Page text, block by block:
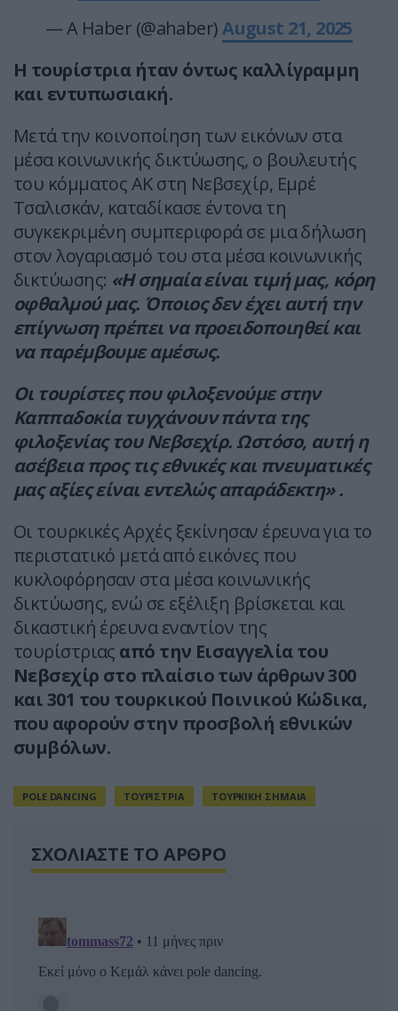
— A Haber (@ahaber)August 21, 2025
H τουρίστρια ήταν όντως καλλίγραμμη
και εντυπωσιακή.
Μετά την κοινοποίηση των εικόνων στα
μέσα κοινωνικής δικτύωσης, ο βουλευτής
του κόμματος AK στη Νεβσεχίρ, Εμρέ
Τσαλισκάν, καταδίκασε έντονα τη
συγκεκριμένη συμπεριφορά σε μια δήλωση
στον λογαριασμό του στα μέσα κοινωνικής
δικτύωσης: «Η σημαία είναι τιμή μας, κόρη
οφθαλμού μας. Όποιος δεν έχει αυτή την
επίγνωση πρέπει να προειδοποιηθεί και
να παρέμβουμε αμέσως.
Οι τουρίστες που φιλοξενούμε στην
Καππαδοκία τυγχάνουν πάντα της
φιλοξενίας του Νεβσεχίρ. Ωστόσο, αυτή η
ασέβεια προς τις εθνικές και πνευματικές
μας αξίες είναι εντελώς απαράδεκτη» .
Οι τουρκικές Αρχές ξεκίνησαν έρευνα για το
περιστατικό μετά από εικόνες που
κυκλοφόρησαν στα μέσα κοινωνικής
δικτύωσης, ενώ σε εξέλιξη βρίσκεται και
δικαστική έρευνα εναντίον της
τουρίστριας από την Εισαγγελία του
Νεβσεχίρ στο πλαίσιο των άρθρων 300
και 301 του τουρκικού Ποινικού Κώδικα,
που αφορούν στην προσβολή εθνικών
συμβόλων.
POLE DANCING ΤΟΥΡΙΣΤΡΙΑ ΤΟΥΡΚΙΚΗ ΣΗΜΑΙΑ
ΣΧΟΛΙΑΣΤΕ ΤΟ ΑΡΘΡΟ